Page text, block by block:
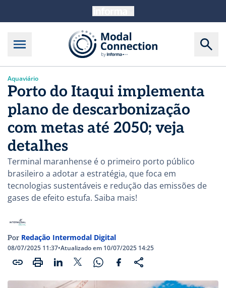
Aquaviário
Porto do Itaqui implementa
plano de descarbonização
com metas até 2050; veja
detalhes
Terminal maranhense é o primeiro porto público
brasileiro a adotar a estratégia, que foca em
tecnologias sustentáveis e redução das emissões de
gases de efeito estufa. Saiba mais!
Por Redação Intermodal Digital
08/07/2025 11:37•Atualizado em 10/07/2025 14:25